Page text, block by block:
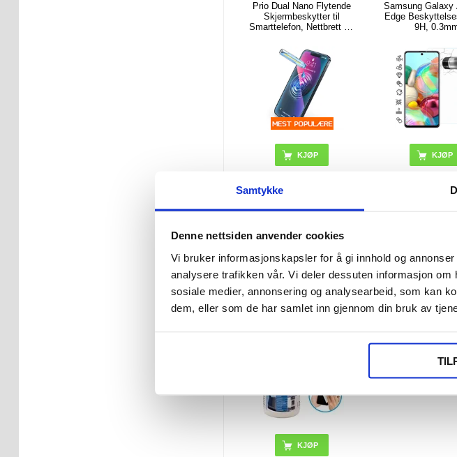
Samtykke
Denne nettsiden anvender cookies
Vi bruker informasjonskapsler for å gi innhold og
analysere trafikken vår. Vi deler dessuten informasjon
sosiale medier, annonsering og analysearbeid, som kan
dem, eller som de har samlet inn gjennom din bruk av
Prio Dual Nano Flytende
Skjermbeskytter til
Smarttelefon, Nettbrett - 2
PÅ LAGER
ARBEIDSDAGER
Samsung Galaxy
Edge
9H,
Kontakt Chemie
Våtservietter til
Skjermrensing - 100 stk.